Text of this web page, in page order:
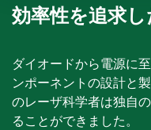
効率性を追求
ダイオードから電源に
ンポーネントの設計と
のレーザ科学者は独自
ることができました。